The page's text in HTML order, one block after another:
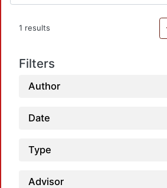
1 results
Filters
Author
Date
Type
Advisor